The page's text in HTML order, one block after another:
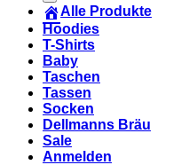
Alle Produkte
Hoodies
T-Shirts
Baby
Taschen
Tassen
Socken
Dellmanns Bräu
Sale
Anmelden